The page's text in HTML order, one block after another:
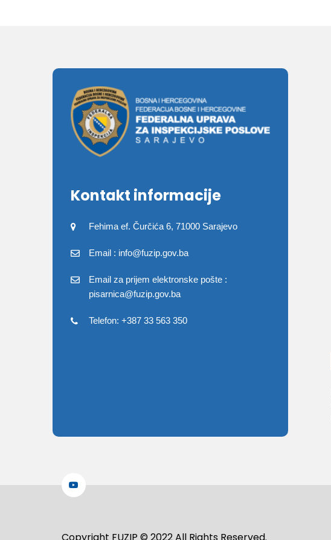
Kontakt informacije
Fehima ef. Čurčića 6, 71000 Sarajevo
Email : info@fuzip.gov.ba
Email za prijem elektronske pošte :
pisarnica@fuzip.gov.ba
Telefon: +387 33 563 350